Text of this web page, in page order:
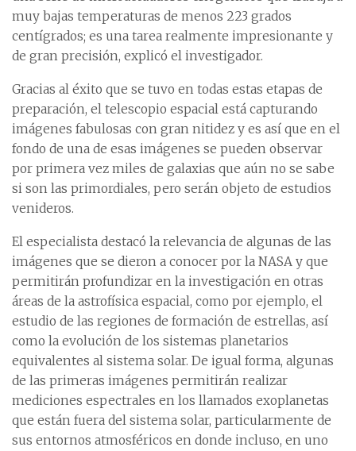
muy bajas temperaturas de menos 223 grados
centígrados; es una tarea realmente impresionante y
de gran precisión, explicó el investigador.
Gracias al éxito que se tuvo en todas estas etapas de
preparación, el telescopio espacial está capturando
imágenes fabulosas con gran nitidez y es así que en el
fondo de una de esas imágenes se pueden observar
por primera vez miles de galaxias que aún no se sabe
si son las primordiales, pero serán objeto de estudios
venideros.
El especialista destacó la relevancia de algunas de las
imágenes que se dieron a conocer por la NASA y que
permitirán profundizar en la investigación en otras
áreas de la astrofísica espacial, como por ejemplo, el
estudio de las regiones de formación de estrellas, así
como la evolución de los sistemas planetarios
equivalentes al sistema solar. De igual forma, algunas
de las primeras imágenes permitirán realizar
mediciones espectrales en los llamados exoplanetas
que están fuera del sistema solar, particularmente de
sus entornos atmosféricos en donde incluso, en uno